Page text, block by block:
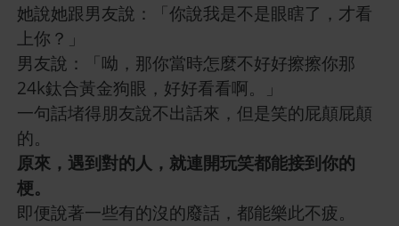
她說她跟男友說：「你說我是不是眼瞎了，才看
上你？」
男友說：「呦，那你當時怎麼不好好擦擦你那
24k鈦合黃金狗眼，好好看看啊。」
一句話堵得朋友說不出話來，但是笑的屁顛屁顛
的。
原來，遇到對的人，就連開玩笑都能接到你的
梗。
即便說著一些有的沒的廢話，都能樂此不疲。